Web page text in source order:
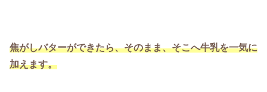
焦がしバターができたら、そのまま、そこへ牛乳を一気に
加えます。